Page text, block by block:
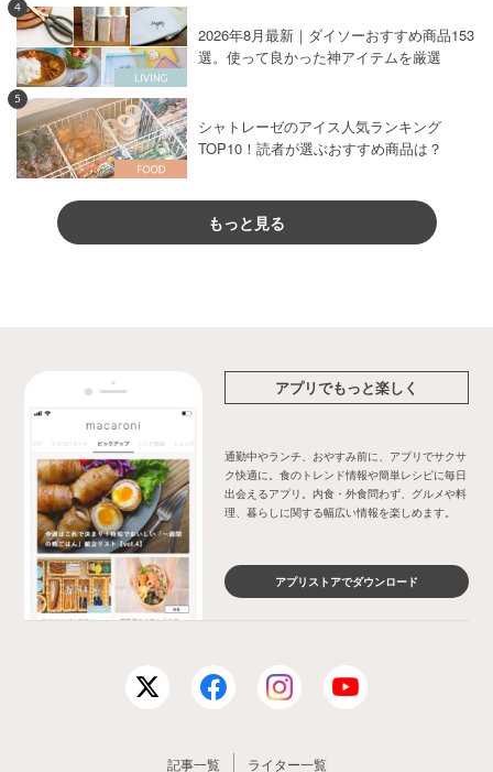
4
2026年8月最新｜ダイソーおすすめ商品153
選。使って良かった神アイテムを厳選
5
シャトレーゼのアイス人気ランキング
TOP10！読者が選ぶおすすめ商品は？
もっと見る
アプリでもっと楽しく
通勤中やランチ、おやすみ前に、アプリでサクサ
ク快適に。食のトレンド情報や簡単レシピに毎日
出会えるアプリ。内食・外食問わず、グルメや料
理、暮らしに関する幅広い情報を楽しめます。
アプリストアでダウンロード
記事一覧 ライター一覧